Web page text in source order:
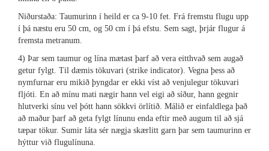
Niðurstaða: Taumurinn í heild er ca 9-10 fet. Frá fremstu flugu upp
í þá næstu eru 50 cm, og 50 cm í þá efstu. Sem sagt, þrjár flugur á
fremsta metranum.
4) Þar sem taumur og lína mætast þarf að vera eitthvað sem augað
getur fylgt. Til dæmis tökuvari (strike indicator). Vegna þess að
nymfurnar eru mikið þyngdar er ekki víst að venjulegur tökuvari
fljóti. En að mínu mati nægir hann vel eigi að síður, hann gegnir
hlutverki sínu vel þótt hann sökkvi örlítið. Málið er einfaldlega það
að maður þarf að geta fylgt línunu enda eftir með augum til að sjá
tæpar tökur. Sumir láta sér nægja skærlitt garn þar sem taumurinn er
hýttur við flugulínuna.